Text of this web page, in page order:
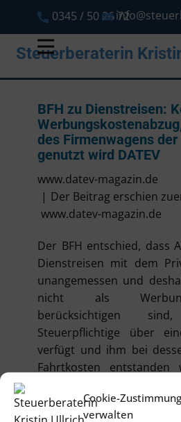
Cookie-Zustimmung
verwalten
0345 / 50 26 72
Steuerberaterin
BFH zu Dienstreisen:
des Firmenwagens
genutzt wird DATEV
www.datev-magazin.de
Der Beitrag erschien
www.datev-magazin.de
Der BFH entschied, dass
Dienstreisen mit dem
unangemessen und
nicht als
berücksichtigen
Steuerpflichtige über
verfügt und ihm bei
Fahrtkosten